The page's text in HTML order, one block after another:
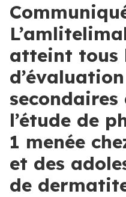
atteint tous
secondaires
l’étude de
1 menée
et des
de